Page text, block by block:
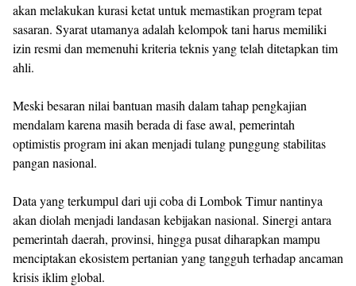
akan melakukan kurasi ketat untuk memastikan program tepat
sasaran. Syarat utamanya adalah kelompok tani harus memiliki
izin resmi dan memenuhi kriteria teknis yang telah ditetapkan tim
ahli.
Meski besaran nilai bantuan masih dalam tahap pengkajian
mendalam karena masih berada di fase awal, pemerintah
optimistis program ini akan menjadi tulang punggung stabilitas
pangan nasional.
Data yang terkumpul dari uji coba di Lombok Timur nantinya
akan diolah menjadi landasan kebijakan nasional. Sinergi antara
pemerintah daerah, provinsi, hingga pusat diharapkan mampu
menciptakan ekosistem pertanian yang tangguh terhadap ancaman
krisis iklim global.